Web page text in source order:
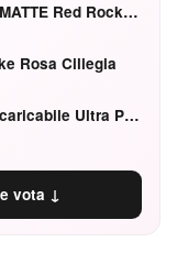
MAC M·A·CXIMAL SILKY MATTE Red Rock mat
Rosa Ciliegia
Hourglass Confession Ricaricabile Ultra Preciso Ad Alta Intensità Secretly Classic Red
vota ↓